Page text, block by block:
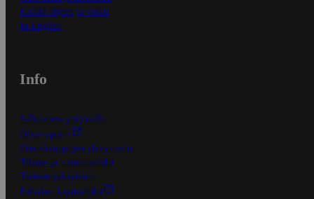
Kaikki ohjeet ja vinkit
In English
Info
S-Business yrityksille
Oiva-raportit
Osuuskauppojen yhteystiedot
Tilaus- ja toimitusehdot
Tietosuojakäytäntö
Palvelun käyttöehdot